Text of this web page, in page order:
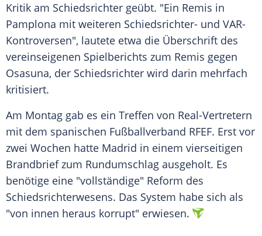
Kritik am Schiedsrichter geübt. "Ein Remis in
Pamplona mit weiteren Schiedsrichter- und VAR-
Kontroversen", lautete etwa die Überschrift des
vereinseigenen Spielberichts zum Remis gegen
Osasuna, der Schiedsrichter wird darin mehrfach
kritisiert.
Am Montag gab es ein Treffen von Real-Vertretern
mit dem spanischen Fußballverband RFEF. Erst vor
zwei Wochen hatte Madrid in einem vierseitigen
Brandbriefzum Rundumschlag ausgeholt. Es
benötige eine "vollständige" Reform des
Schiedsrichterwesens. Das System habe sich als
"von innen heraus korrupt" erwiesen.